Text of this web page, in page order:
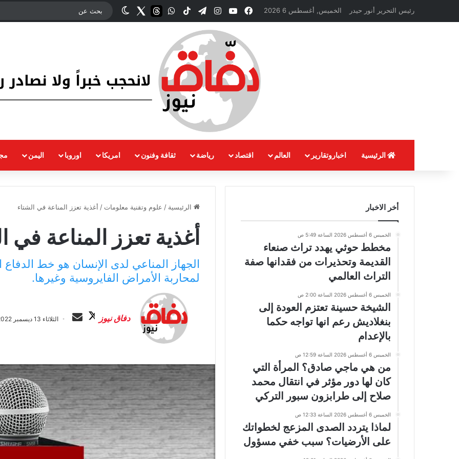
رئيس التحرير أنور حيدر الخميس, أغسطس 6 2026 فيسبوك‫YouTubeانستقرام
تيلقرام ‫TikTokواتسابthreads
Twitterالوضع المظلم
الرئيسية اخباروتقارير العالم اقتصاد رياضة ثقافة وفنون امريكا اوروبا اليمن
الرئيسية / علوم وتقنية معلومات / أغذية تعزز المناعة في الشتاء
أغذية تعزز المناعة في
الجهاز المناعي لدى الإنسان هو خط
لمحاربة الأمراض الفايروسية وغيرها.
دفاق نيوز
ا
ب
ل
ى
X
ر
ي
د
ا
إ
ك
ت
الثلاثاء 13 ديسمبر 2022 الساعة 4:41 ص
أخر الاخبار
الخميس 6 أغسطس 2026 الساعة 5:49 ص
مخطط حوثي يهدد تراث صنعاء
القديمة وتحذيرات من فقدانها صفة
التراث العالمي
الخميس 6 أغسطس 2026 الساعة 2:00 ص
الشيخة حسينة تعتزم العودة إلى
بنغلاديش رعم انها تواجه حكما
بالإعدام
الخميس 6 أغسطس 2026 الساعة 12:59 ص
من هي ماجي صادق؟ المرأة التي
كان لها دور مؤثر في انتقال محمد
صلاح إلى طرابزون سبور التركي
الخميس 6 أغسطس 2026 الساعة 12:33 ص
لماذا يتردد الصدى المزعج لخطواتك
على الأرضيات؟ سبب خفي مسؤول